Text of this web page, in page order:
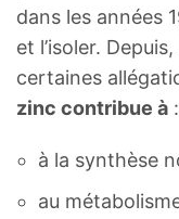
dans les années
et l’isoler.
certaines
zinc contribue à :
à la synthèse
au